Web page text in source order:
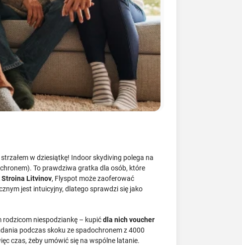
w dziesiątkę! Indoor skydiving polega na
To prawdziwa gratka dla osób, które
Stroina Litvinov, Flyspot może zaoferować
jest intuicyjny, dlatego sprawdzi się jako
rodzicom niespodziankę – kupićdla nich voucher
podczas skoku ze spadochronem z 4000
czas, żeby umówić się na wspólne latanie.